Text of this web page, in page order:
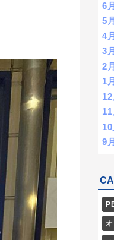
6
5
4
3
2
1
9